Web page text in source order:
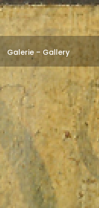
Galerie – Gallery